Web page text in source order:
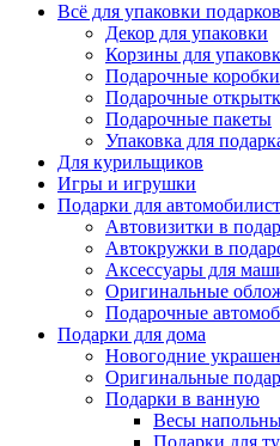
Всё для упаковки подарков
Декор для упаковки
Корзины для
Подарочные коробки
Подарочные
Подарочные пакеты
Упаковка для
Для курильщиков
Игры и игрушки
Подарки для
Автовизитки в
Автокружки в
Аксессуары для
Оригинальные
Подарочные
Подарки для дома
Новогодние
Оригинальные
Подарки в ванную
Весы
Подарки для